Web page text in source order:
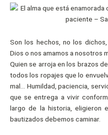
Son los hechos, no los
Dios o nos amamos a nosotros
Quien se arroja en los brazos
todos los ropajes que lo
mal… Humildad, paciencia,
que se entrega a vivir
largo de la historia, eligieron
bautizados debemos caminar.